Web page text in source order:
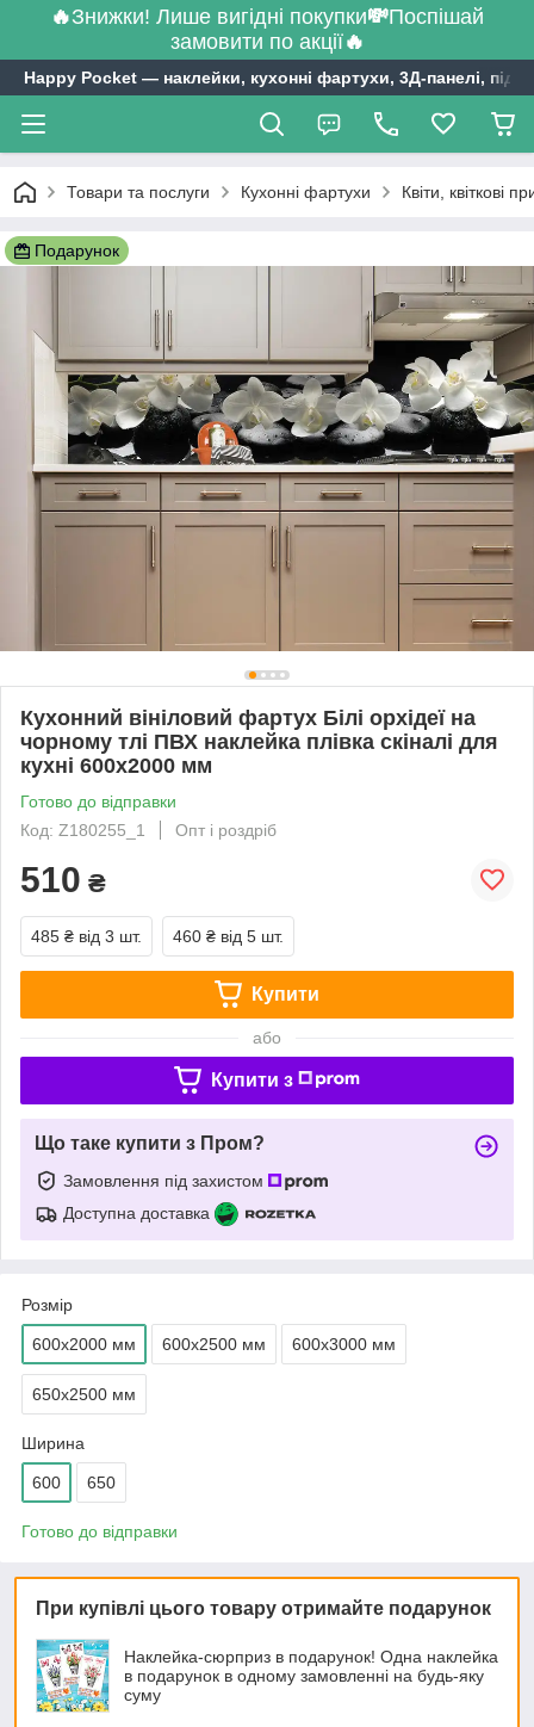
🔥Знижки! Лише вигідні покупки💸Поспішай
замовити по акції🔥
Happy Pocket ― наклейки, кухонні фартухи, 3Д-панелі,
Товари та послуги Кухонні фартухи Квіти, квіткові
Подарунок
Кухонний вініловий фартух Білі орхідеї на
чорному тлі ПВХ наклейка плівка скіналі для
кухні 600х2000 мм
Готово до відправки
Код: Z180255_1
Опт і роздріб
510 ₴
485 ₴ від 3 шт. 460 ₴ від 5 шт.
Купити
або
Купити з
Що таке купити з Пром?
Замовлення під захистом
Доступна доставка
Розмір
600х2000 мм 600х2500 мм 600х3000 мм
650х2500 мм
Ширина
600 650
Готово до відправки
При купівлі цього товару отримайте подарунок
Наклейка-сюрприз в подарунок! Одна наклейка
в подарунок в одному замовленні на будь-яку
суму